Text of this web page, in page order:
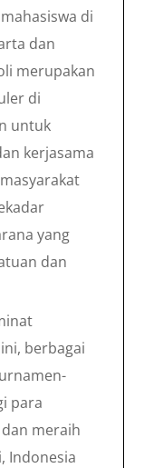
di
dan
merupakan
di
untuk
kerjasama
yang
dan
berbagai
para
meraih
Indonesia